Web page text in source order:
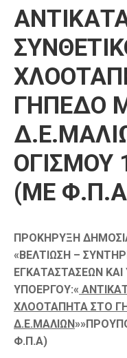
ΓΗΠΕΔΟ
ΟΓΙΣΜΟΥ
(ΜΕ
ΠΡΟΚΗΡΥΞΗ
«ΒΕΛΤΙΩΣΗ –
ΕΓΚΑΤΑΣΤΑΣΕΩΝ
ΥΠΟΕΡΓΟΥ:«
ΧΛΟΟΤΑΠΗΤΑ ΣΤΟ
Δ.Ε.ΜΑΛΙΩΝ»
Φ.Π.Α)